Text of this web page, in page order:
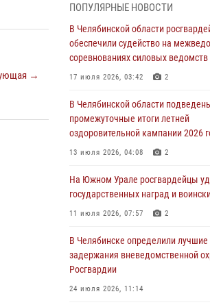
→
грабеже
03 августа 2026, 11:25
Росгвардейцы обеспечили
празднования Дня ВДВ на Южном
Авиация Росгвардии совершила
санитарных вылетов в Донецкой
Республике
Росгвардия обеспечивает
граждан на южном направлении
В Уральском округе Росгвардии
заседание оперативного штаба
30 июля 2026, 10:53
ПОПУЛЯРНЫЕ НОВОСТИ
В Челябинской области
обеспечили судейство на
соревнованиях силовых ведомств
17 июля 2026, 03:42 2
В Челябинской области
промежуточные итоги летней
оздоровительной кампании 2026
13 июля 2026, 04:08 2
На Южном Урале росгвардейцы
государственных наград и
11 июля 2026, 07:57 2
В Челябинске определили лучшие
задержания вневедомственной
Росгвардии
24 июля 2026, 11:14